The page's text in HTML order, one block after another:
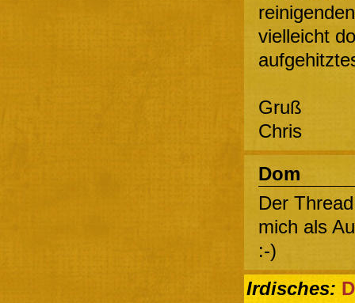
vielleicht
Gruß
Chris
Dom
Der
mich als
:-)
Irdisches: